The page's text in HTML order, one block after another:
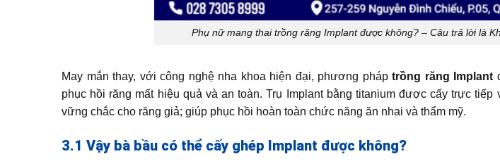
Phụ nữ mang thai trồng răng Implant được không? – Câu trả lời là
May mắn thay, với công nghệ nha khoa hiện đại, phương pháptrồng răng Implant
phục hồi răng mất hiệu quả và an toàn. Trụ Implant bằng titanium được cấy trực tiếp
vững chắc cho răng giả; giúp phục hồi hoàn toàn chức năng ăn nhai và thẩm mỹ.
3.1 Vậy bà bầu có thể cấy ghép Implant được không?